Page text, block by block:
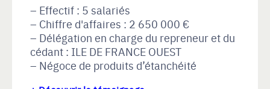
Effectif : 5 salariés
Chiffre d'affaires : 2 650 000 €
Délégation en charge du repreneur et du
cédant : ILE DE FRANCE OUEST
Négoce de produits d’étanchéité